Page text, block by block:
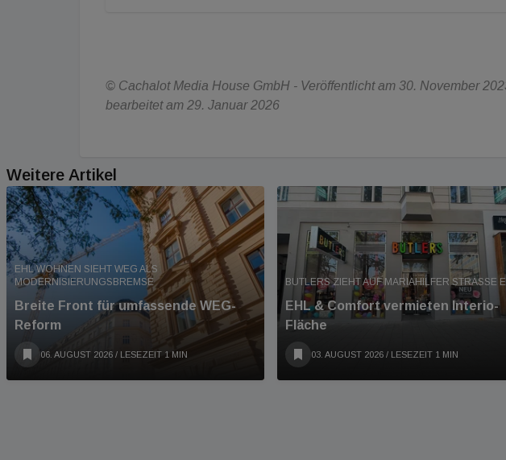
© Cachalot Media House GmbH - Veröffentlicht am 30. November
bearbeitet am 29. Januar 2026
Weitere Artikel
EHL WOHNEN SIEHT WEG ALS
MODERNISIERUNGSBREMSE
Breite Front für umfassende WEG-
Reform
06. AUGUST 2026 / LESEZEIT 1 MIN
BUTLERS ZIEHT AUF MARIAHILFER STRASSE EIN
EHL & Comfort vermieten Interio-
Fläche
03. AUGUST 2026 / LESEZEIT 1 MIN